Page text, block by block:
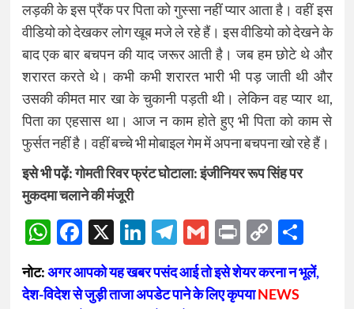
लड़की के इस प्रैंक पर पिता को गुस्सा नहीं प्यार आता है। वहीं इस
वीडियो को देखकर लोग खूब मजे ले रहे हैं। इस वीडियो को देखने के
बाद एक बार बचपन की याद जरूर आती है। जब हम छोटे थे और
शरारत करते थे। कभी कभी शरारत भारी भी पड़ जाती थी और
उसकी कीमत मार खा के चुकानी पड़ती थी। लेकिन वह प्यार था,
पिता का एहसास था। आज न काम होते हुए भी पिता को काम से
फुर्सत नहीं है। वहीं बच्चे भी मोबाइल गेम में अपना बचपना खो रहे हैं।
इसे भी पढ़ें:गोमती रिवर फ्रंट घोटाला: इंजीनियर रूप सिंह पर
मुकदमा चलाने की मंजूरी
WhatsApp
Facebook
X LinkedIn
Telegram
Gmail
Print
Copy
Link
नोट:अगर आपको यह खबर पसंद आई तो इसे शेयर करना न भूलें,
देश-विदेश से जुड़ी ताजा अपडेट पाने के लिए कृपयाNEWS